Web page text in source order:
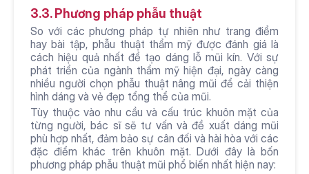
3.3. Phương pháp phẫu thuật
So với các phương pháp tự nhiên như trang điểm
hay bài tập, phẫu thuật thẩm mỹ được đánh giá là
cách hiệu quả nhất để tạo dáng lỗ mũi kín. Với sự
phát triển của ngành thẩm mỹ hiện đại, ngày càng
nhiều người chọn phẫu thuật nâng mũi để cải thiện
hình dáng và vẻ đẹp tổng thể của mũi.
Tùy thuộc vào nhu cầu và cấu trúc khuôn mặt của
từng người, bác sĩ sẽ tư vấn và đề xuất dáng mũi
phù hợp nhất, đảm bảo sự cân đối và hài hòa với các
đặc điểm khác trên khuôn mặt. Dưới đây là bốn
phương pháp phẫu thuật mũi phổ biến nhất hiện nay: